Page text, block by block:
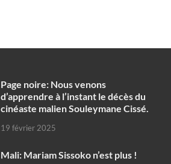
Page noire: Nous venons
d’apprendre à l’instant le décès du
cinéaste malien Souleymane Cissé.
19 février 2025
Mali: Mariam Sissoko n’est plus !